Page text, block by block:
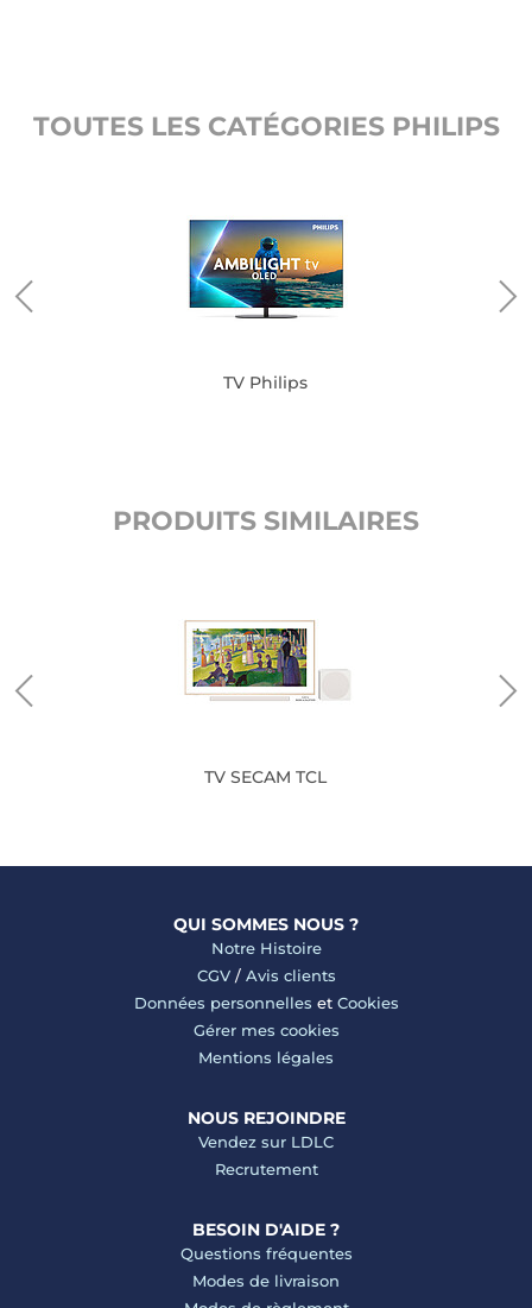
TOUTES LES CATÉGORIES PHILIPS
TV Philips
PRODUITS SIMILAIRES
TV SECAM TCL
QUI SOMMES NOUS ?
Notre Histoire
CGV/ Avis clients
Données personnelles et Cookies
Gérer mes cookies
Mentions légales
NOUS REJOINDRE
Vendez sur LDLC
Recrutement
BESOIN D'AIDE ?
Questions fréquentes
Modes de livraison